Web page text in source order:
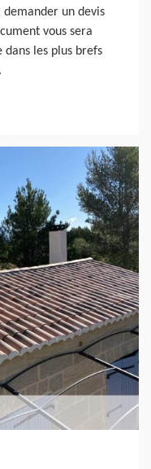
un devis
vous sera
les plus brefs